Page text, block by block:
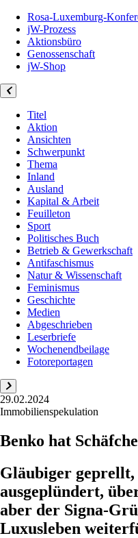
Rosa-Luxemburg-
jW-Prozess
Aktionsbüro
Genossenschaft
jW-Shop
Titel
Aktion
Ansichten
Schwerpunkt
Thema
Inland
Ausland
Kapital & Arbeit
Feuilleton
Sport
Politisches Buch
Betrieb & Gewerkschaft
Antifaschismus
Natur & Wissenschaft
Feminismus
Geschichte
Medien
Abgeschrieben
Leserbriefe
Wochenendbeilage
Fotoreportagen
29.02.2024
Immobilienspekulation
Benko hat
Gläubiger geprellt,
ausgeplündert,
aber der Signa-
Luxusleben